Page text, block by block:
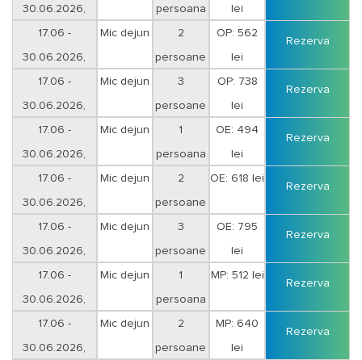
30.06.2026, persoana lei
17.06 -
30.06.2026,
Mic dejun 2
persoane
OP: 562
lei
Rezerva
17.06 -
30.06.2026,
Mic dejun 3
persoane
OP: 738
lei
Rezerva
17.06 -
30.06.2026,
Mic dejun 1
persoana
OE: 494
lei
Rezerva
17.06 -
30.06.2026,
Mic dejun 2
persoane
OE: 618 lei
Rezerva
17.06 -
30.06.2026,
Mic dejun 3
persoane
OE: 795
lei
Rezerva
17.06 -
30.06.2026,
Mic dejun 1
persoana
MP: 512 lei
Rezerva
17.06 -
30.06.2026,
Mic dejun 2
persoane
MP: 640
lei
Rezerva